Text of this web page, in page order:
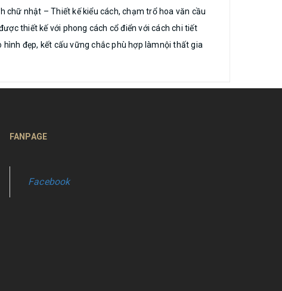
chữ nhật – Thiết kế kiểu cách, chạm trổ hoa văn cầu
thiết kế với phong cách cổ điển với cách chi tiết
đẹp, kết cấu vững chắc phù hợp làmnội thất gia
FANPAGE
Facebook